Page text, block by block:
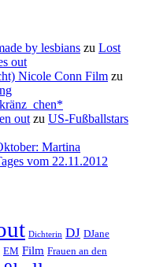
by lesbians zu Lost
out
Nicole Conn Film zu
outzu US-Fußballstars
Martina
vom 22.11.2012
Dichterin DJ DJane
EM Film Frauen an den